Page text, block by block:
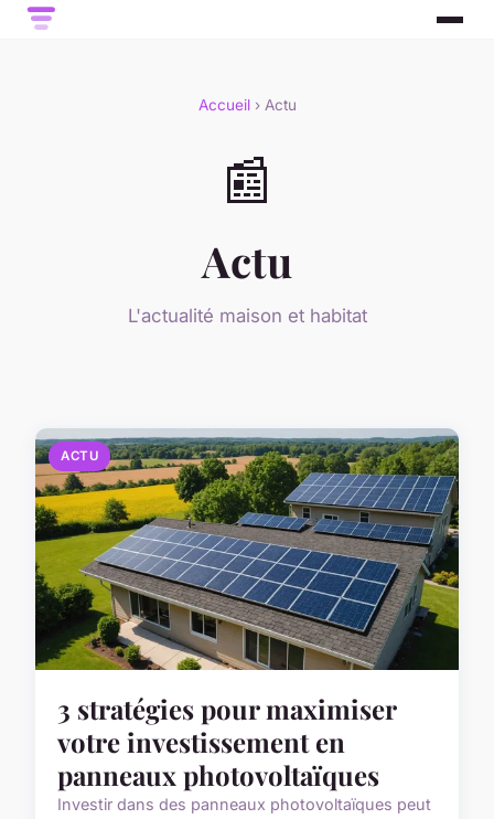
Accueil› Actu
📰
Actu
L'actualité maison et habitat
ACTU
3 stratégies pour maximiser
votre investissement en
panneaux photovoltaïques
Investir dans des panneaux photovoltaïques peut